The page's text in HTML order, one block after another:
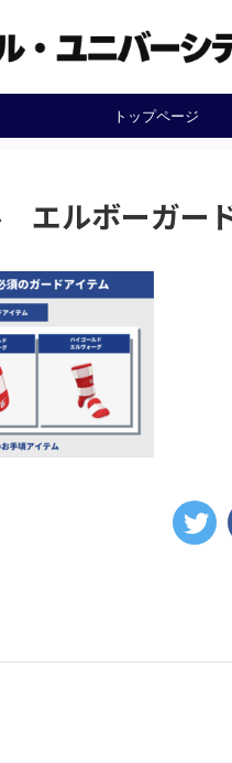
トップページ
エルボーガー